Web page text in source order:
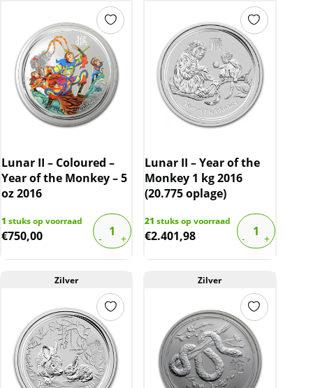
Lunar II – Coloured –
Year of the Monkey – 5
oz 2016
1 stuks op voorraad
€750,00
Lunar II – Year of the
Monkey 1 kg 2016
(20.775 oplage)
21 stuks op voorraad
€2.401,98
Zilver Zilver